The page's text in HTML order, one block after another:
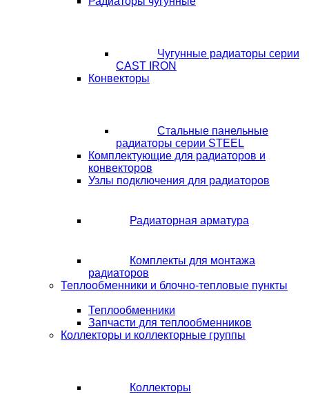
Чугунные радиаторы серии
CAST IRON
Конвекторы
Стальные панельные
радиаторы серии STEEL
Комплектующие для радиаторов и
конвекторов
Узлы подключения для радиаторов
Радиаторная арматура
Комплекты для монтажа
радиаторов
Теплообменники и блочно-тепловые пункты
Теплообменники
Запчасти для теплообменников
Коллекторы и коллекторные группы
Коллекторы